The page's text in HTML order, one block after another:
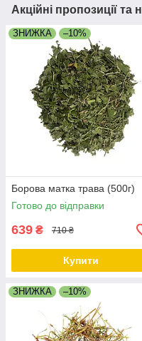
Акційні пропозиції та
ЗНИЖКА –10%
Борова матка трава (500г)
Готово до відправки
639 ₴ 710 ₴
Купити
ЗНИЖКА –10%